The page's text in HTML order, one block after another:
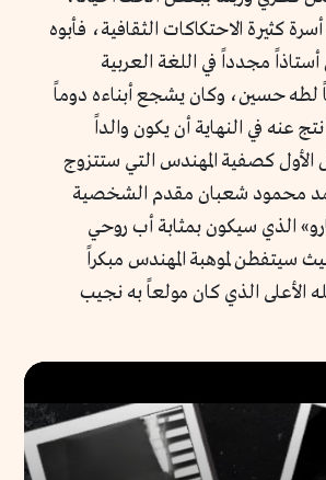
كثيرة الاحتكاكات الثقافية، فأبوه
مجدداً في اللغة العربية
حسين، وكان يشجع أبناءه دوماً
عنه في النهاية أن يكون والداً
الأول كصفية المهندس التي ستتزوج
محمود شعبان مقدم الشخصية
الذي سيكون بمثابة أب روحي
سيتفطن لموهبة المهندس مبكراً
الأعلى الذي كان مولعاً به نجيب